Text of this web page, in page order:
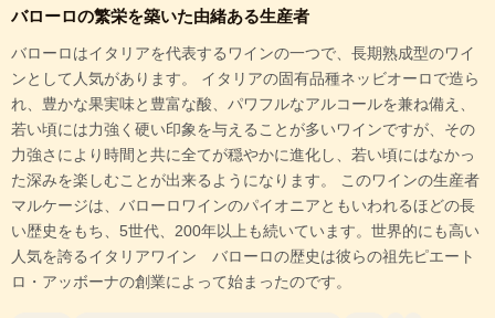
バローロの繁栄を築いた由緒ある生産者
バローロはイタリアを代表するワインの一つで、長期熟成型のワイ
ンとして人気があります。 イタリアの固有品種ネッビオーロで造ら
れ、豊かな果実味と豊富な酸、パワフルなアルコールを兼ね備え、
若い頃には力強く硬い印象を与えることが多いワインですが、その
力強さにより時間と共に全てが穏やかに進化し、若い頃にはなかっ
た深みを楽しむことが出来るようになります。 このワインの生産者
マルケージは、バローロワインのパイオニアともいわれるほどの長
い歴史をもち、5世代、200年以上も続いています。世界的にも高い
人気を誇るイタリアワイン バローロの歴史は彼らの祖先ピエート
ロ・アッボーナの創業によって始まったのです。